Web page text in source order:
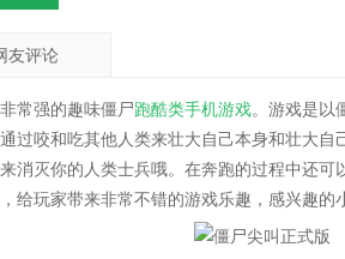
友评论
常强的趣味僵尸跑酷类手机游戏。游戏是以
过咬和吃其他人类来壮大自己本身和壮大
消灭你的人类士兵哦。在奔跑的过程中还
给玩家带来非常不错的游戏乐趣，感兴趣的